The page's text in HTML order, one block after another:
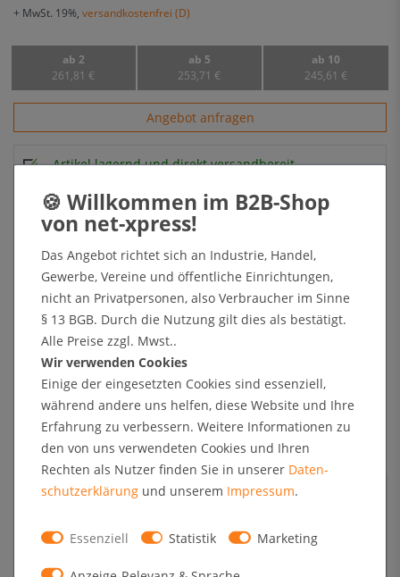
+ MwSt. 19%, versandkostenfrei (D)
ab 2
261,81 €
ab 5
253,71 €
ab 10
245,61 €
Angebot anfragen
Artikel lagernd und direkt versandbereit
Lieferung kostenfrei (DE)
In den Warenkorb
+ Sichere Zahlungsarten mit Käuferschutz oder Zahlung nach Erhalt der Ware auf Rechnung
Technische Daten
Kundenrezensionen
Format
8 x DIN A4 (4x2)
Das Angebot richtet sich an Industrie, Handel,
Gewerbe, Vereine und öffentliche Einrichtungen,
nicht an Privatpersonen, also Verbraucher im Sinne
§ 13 BGB. Durch die Nutzung gilt dies als bestätigt.
Alle Preise zzgl. Mwst..
Wir verwenden Cookies
Einige der eingesetzten Cookies sind essenziell,
während andere uns helfen, diese Website und Ihre
Erfahrung zu verbessern. Weitere Informationen zu
den von uns verwendeten Cookies und Ihren
Rechten als Nutzer finden Sie in unserer Daten­
schutz­erklärung und unserem Impressum.
Essenziell Statistik Marketing